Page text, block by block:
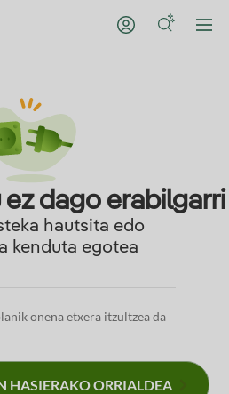
dago erabilgarri
hautsita edo
kenduta egotea
onena etxera itzultzea da
HASIERAKO ORRIALDEA